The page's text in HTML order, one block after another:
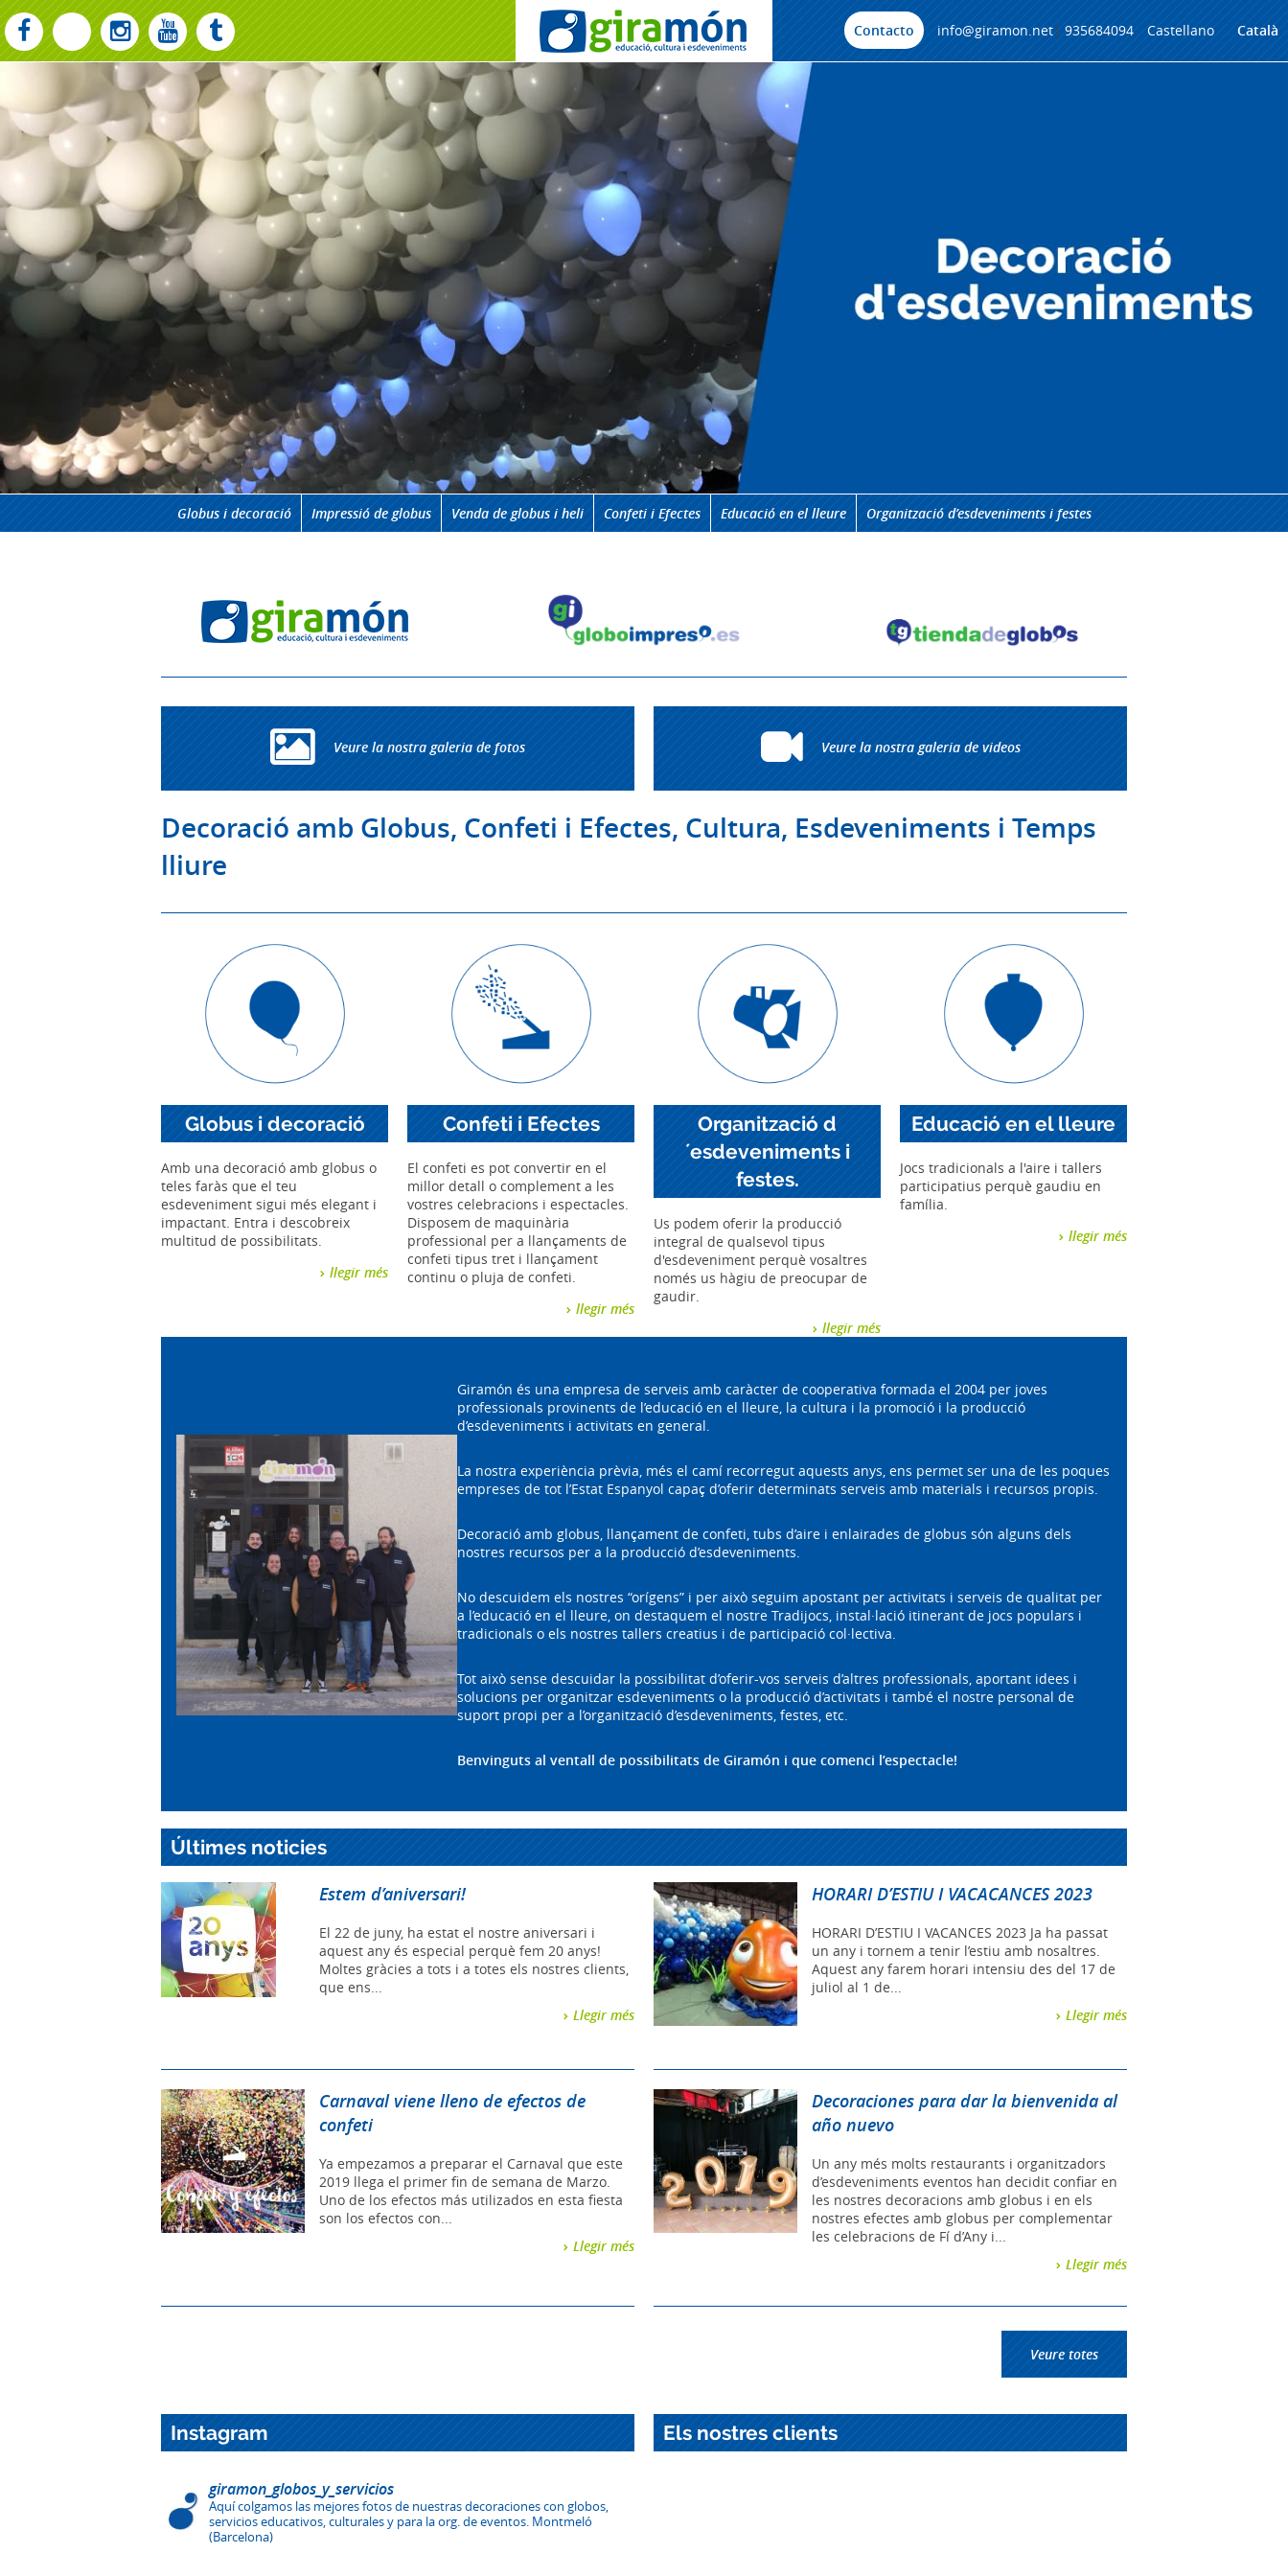
Contacto info@giramon.net| 935684094 Castellano Català
Globus i decoració Impressió de globus Venda de globus i heli Confeti i Efectes Educació en el lleure Organització d’esdeveniments i festes
Veure la nostra galeria de fotos Veure la nostra galeria de videos
Decoració amb Globus, Confeti i Efectes, Cultura, Esdeveniments i Temps
lliure
Globus i decoració
Amb una decoració amb globus o
teles faràs que el teu
esdeveniment sigui més elegant i
impactant. Entra i descobreix
multitud de possibilitats.
llegir més
Confeti i Efectes
El confeti es pot convertir en el
millor detall o complement a les
vostres celebracions i espectacles.
Disposem de maquinària
professional per a llançaments de
confeti tipus tret i llançament
continu o pluja de confeti.
llegir més
Organització d
´esdeveniments i
festes.
Us podem oferir la producció
integral de qualsevol tipus
d'esdeveniment perquè vosaltres
només us hàgiu de preocupar de
gaudir.
llegir més
Educació en el lleure
Jocs tradicionals a l'aire i tallers
participatius perquè gaudiu en
família.
llegir més
Giramón és una empresa de serveis amb caràcter de cooperativa formada el 2004 per joves
professionals provinents de l’educació en el lleure, la cultura i la promoció i la producció
d’esdeveniments i activitats en general.
La nostra experiència prèvia, més el camí recorregut aquests anys, ens permet ser una de les poques
empreses de tot l’Estat Espanyol capaç d’oferir determinats serveis amb materials i recursos propis.
Decoració amb globus, llançament de confeti, tubs d’aire i enlairades de globus són alguns dels
nostres recursos per a la producció d’esdeveniments.
No descuidem els nostres “orígens” i per això seguim apostant per activitats i serveis de qualitat per
a l’educació en el lleure, on destaquem el nostre Tradijocs, instal·lació itinerant de jocs populars i
tradicionals o els nostres tallers creatius i de participació col·lectiva.
Tot això sense descuidar la possibilitat d’oferir-vos serveis d’altres professionals, aportant idees i
solucions per organitzar esdeveniments o la producció d’activitats i també el nostre personal de
suport propi per a l’organització d’esdeveniments, festes, etc.
Benvinguts al ventall de possibilitats de Giramón i que comenci l’espectacle!
Últimes noticies
Estem d’aniversari!
El 22 de juny, ha estat el nostre aniversari i
aquest any és especial perquè fem 20 anys!
Moltes gràcies a tots i a totes els nostres clients,
que ens...
Llegir més
HORARI D’ESTIU I VACACANCES 2023
HORARI D’ESTIU I VACANCES 2023 Ja ha passat
un any i tornem a tenir l’estiu amb nosaltres.
Aquest any farem horari intensiu des del 17 de
juliol al 1 de...
Llegir més
Carnaval viene lleno de efectos de
confeti
Ya empezamos a preparar el Carnaval que este
2019 llega el primer fin de semana de Marzo.
Uno de los efectos más utilizados en esta fiesta
son los efectos con...
Llegir més
Decoraciones para dar la bienvenida al
año nuevo
Un any més molts restaurants i organitzadors
d’esdeveniments eventos han decidit confiar en
les nostres decoracions amb globus i en els
nostres efectes amb globus per complementar
les celebracions de Fí d’Any i...
Llegir més
Veure totes
Instagram
giramon_globos_y_servicios
Aquí colgamos las mejores fotos de nuestras decoraciones con globos,
servicios educativos, culturales y para la org. de eventos. Montmeló
(Barcelona)
Els nostres clients